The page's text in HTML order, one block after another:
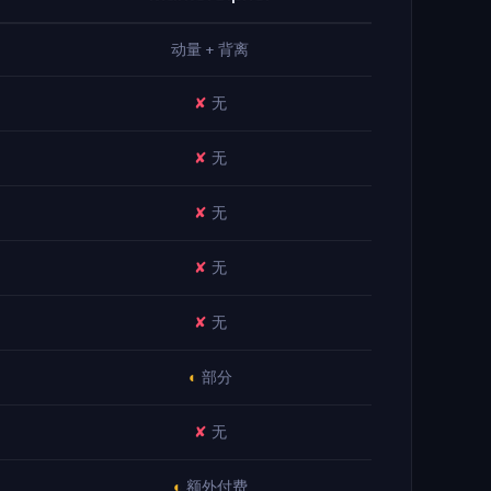
动量 + 背离
✘ 无
✘ 无
✘ 无
✘ 无
✘ 无
◐ 部分
✘ 无
◐ 额外付费